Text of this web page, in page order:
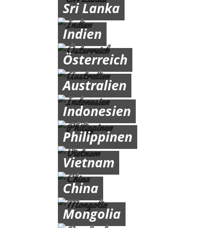
Sri Lanka
Indien
Österreich
Australien
Indonesien
Philippinen
Vietnam
China
Mongolia